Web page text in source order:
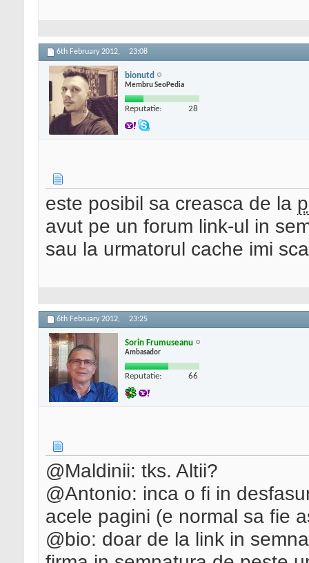
6th February 2012, 23:08
bionutd
Membru SeoPedia
Reputatie: 28
este posibil sa creasca de la
avut pe un forum link-ul in
sau la urmatorul cache imi
6th February 2012, 23:25
Sorin Frumuseanu
Ambasador
Reputatie: 66
@Maldinii: tks. Altii?
@Antonio: inca o fi in
acele pagini (e normal sa fie
@bio: doar de la link in